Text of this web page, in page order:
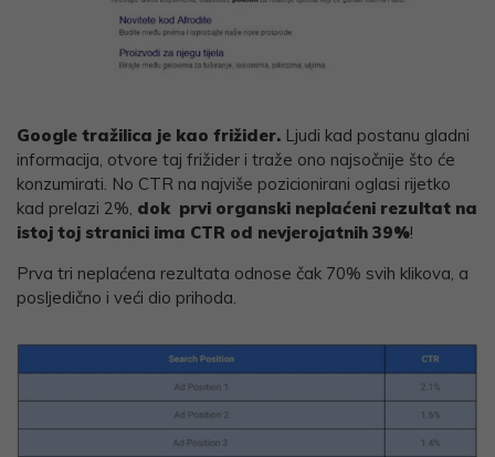
Google tražilica je kao frižider. Ljudi kad postanu gladni
informacija, otvore taj frižider i traže ono najsočnije što će
konzumirati. No CTR na najviše pozicionirani oglasi rijetko
kad prelazi 2%, dok prvi organski neplaćeni rezultat na
istoj toj stranici ima CTR od nevjerojatnih 39%!
Prva tri neplaćena rezultata odnose čak 70% svih klikova, a
posljedično i veći dio prihoda.